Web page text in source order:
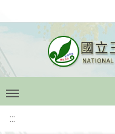
:::